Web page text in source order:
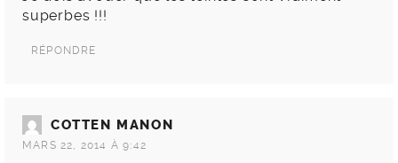
superbes !!!
RÉPONDRE
COTTEN MANON
MARS 22, 2014 À 9:42